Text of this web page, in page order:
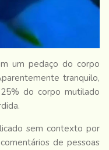
um pedaço do corpo
tranquilo,
do corpo mutilado
sem contexto por
de pessoas